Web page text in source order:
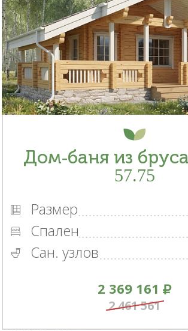
Дом-баня из
57.75
Размер
Спален
Сан. узлов
2 369 161
2 461 561